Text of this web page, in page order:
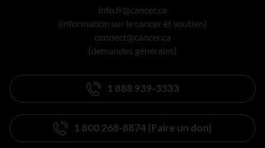
info.fr@cancer.ca
(information sur le cancer et soutien)
connect@cancer.ca
(demandes générales)
1 888 939-3333
1 800 268-8874 (Faire un don)